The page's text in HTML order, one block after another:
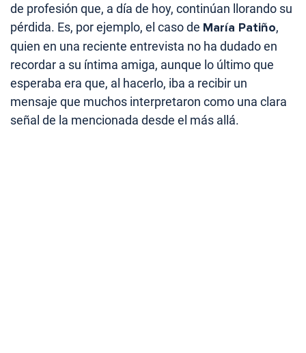
de profesión que, a día de hoy, continúan llorando su
pérdida. Es, por ejemplo, el caso de María Patiño,
quien en una reciente entrevista no ha dudado en
recordar a su íntima amiga, aunque lo último que
esperaba era que, al hacerlo, iba a recibir un
mensaje que muchos interpretaron como una clara
señal de la mencionada desde el más allá.